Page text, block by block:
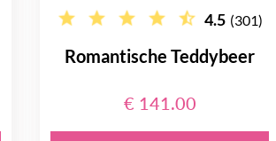
4.5 (301)
Romantische Teddybeer
€ 141.00